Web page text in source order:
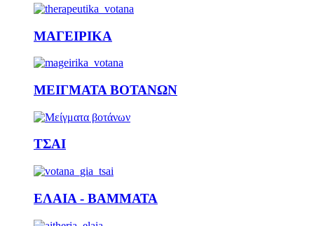
ΜΑΓΕΙΡΙΚΑ
ΜΕΙΓΜΑΤΑ ΒΟΤΑΝΩΝ
ΤΣΑΙ
ΕΛΑΙΑ - ΒΑΜΜΑΤΑ